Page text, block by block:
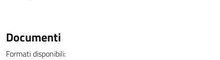
Documenti
Formati disponibili: